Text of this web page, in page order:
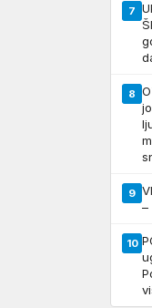
7
8
9
–
10